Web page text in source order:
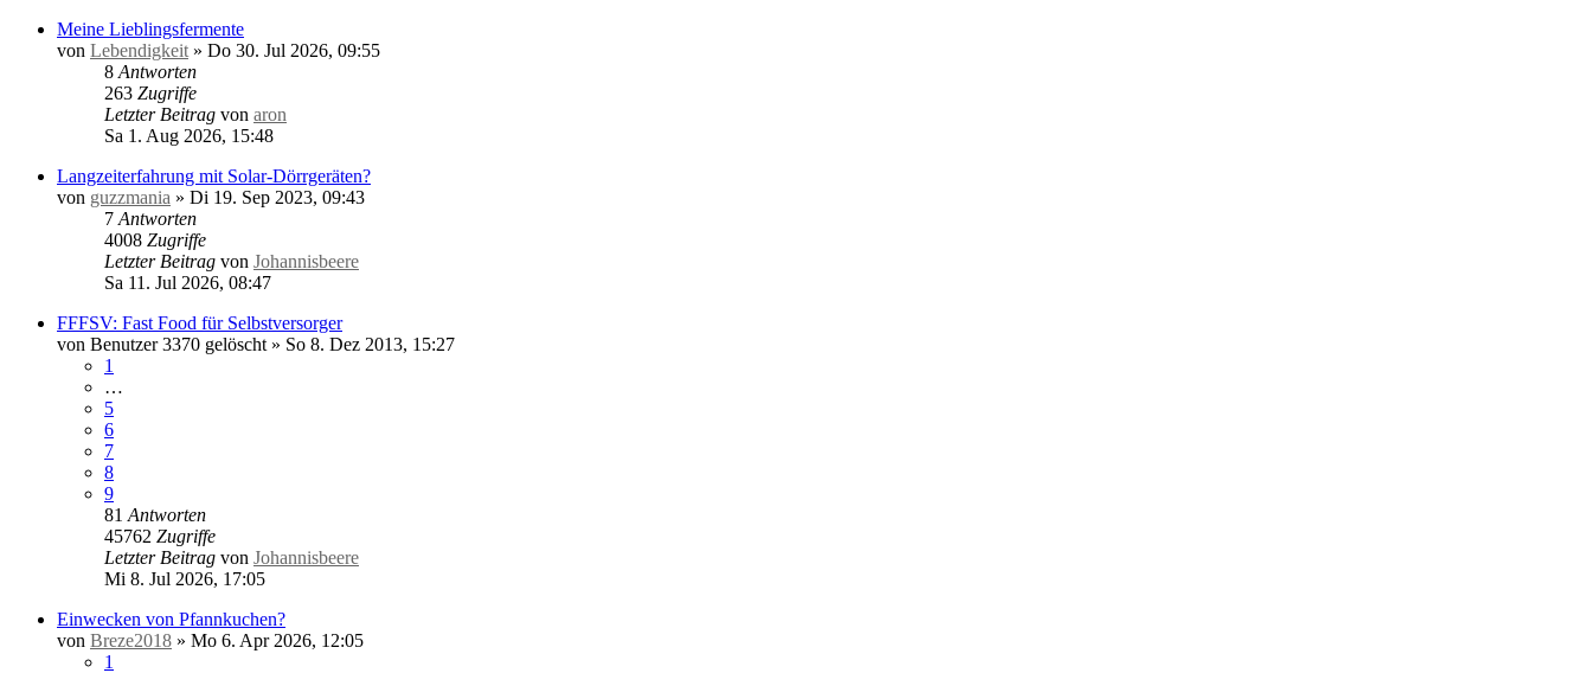
Meine Lieblingsfermente
von Lebendigkeit » Do 30. Jul 2026, 09:55
8 Antworten
263 Zugriffe
Letzter Beitrag von aron
Sa 1. Aug 2026, 15:48
Langzeiterfahrung mit Solar-Dörrgeräten?
von guzzmania » Di 19. Sep 2023, 09:43
7 Antworten
4008 Zugriffe
Letzter Beitrag von Johannisbeere
Sa 11. Jul 2026, 08:47
FFFSV: Fast Food für Selbstversorger
von Benutzer 3370 gelöscht » So 8. Dez 2013, 15:27
1
…
5
6
7
8
9
81 Antworten
45762 Zugriffe
Letzter Beitrag von Johannisbeere
Mi 8. Jul 2026, 17:05
Einwecken von Pfannkuchen?
von Breze2018 » Mo 6. Apr 2026, 12:05
1